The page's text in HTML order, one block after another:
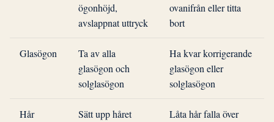
ögonhöjd,
avslappnat uttryck
ovanifrån eller titta
bort
Glasögon
Ta av alla
glasögon och
solglasögon
Ha kvar korrigerande
glasögon eller
solglasögon
Hår
Sätt upp håret
Låta hår falla över